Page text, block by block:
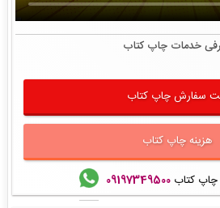
خدمات چاپ کتاب
سفارش چاپ کتاب
هزینه چاپ کتاب
چاپ کتاب09197349500